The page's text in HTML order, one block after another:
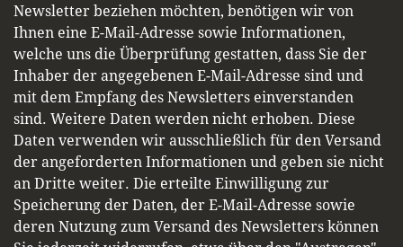
Newsletter beziehen möchten, benötigen wir von
Ihnen eine E-Mail-Adresse sowie Informationen,
welche uns die Überprüfung gestatten, dass Sie der
Inhaber der angegebenen E-Mail-Adresse sind und
mit dem Empfang des Newsletters einverstanden
sind. Weitere Daten werden nicht erhoben. Diese
Daten verwenden wir ausschließlich für den Versand
der angeforderten Informationen und geben sie nicht
an Dritte weiter. Die erteilte Einwilligung zur
Speicherung der Daten, der E-Mail-Adresse sowie
deren Nutzung zum Versand des Newsletters können